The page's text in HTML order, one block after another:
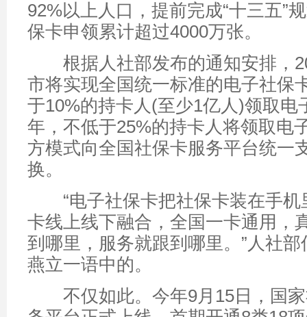
92%以上人口，提前完成“十三五”
保卡申领累计超过4000万张。
根据人社部发布的通知安排，
市将实现全国统一标准的电子社保
于10%的持卡人(至少1亿人)领取电
年，不低于25%的持卡人将领取电
方模式向全国社保卡服务平台统一
换。
“电子社保卡把社保卡装在手机
卡线上线下融合，全国一卡通用，
到哪里，服务就跟到哪里。”人社
燕立一语中的。
不仅如此。今年9月15日，国家